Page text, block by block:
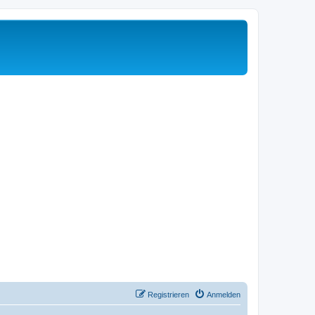
Anmelden
Registrieren